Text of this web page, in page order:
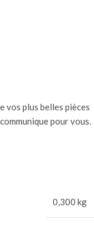
vos plus belles pièces
pour vous.
0,300 kg